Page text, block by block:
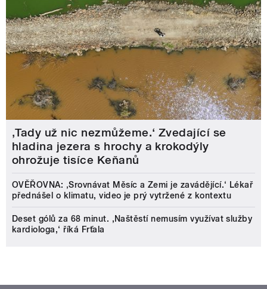
‚Tady už nic nezmůžeme.‘ Zvedající se
hladina jezera s hrochy a krokodýly
ohrožuje tisíce Keňanů
OVĚŘOVNA: ‚Srovnávat Měsíc a Zemi je zavádějící.‘ Lékař
přednášel o klimatu, video je prý vytržené z kontextu
Deset gólů za 68 minut. ,Naštěstí nemusím využívat služby
kardiologa,‘ říká Frťala